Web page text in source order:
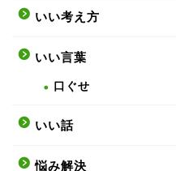
いい考え方
いい言葉
口ぐせ
いい話
悩み解決